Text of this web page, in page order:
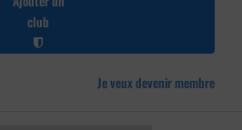
club
Je veux devenir membre